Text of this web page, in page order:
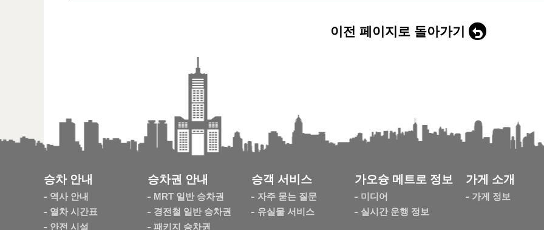
이전 페이지로 돌아가기
승차 안내
역사 안내
열차 시간표
안전 시설
승차권 안내
MRT 일반 승차권
경전철 일반 승차권
패키지 승차권
승객 서비스
자주 묻는 질문
유실물 서비스
가오슝 메트로 정보
미디어
실시간 운행 정보
가게 소개
가게 정보